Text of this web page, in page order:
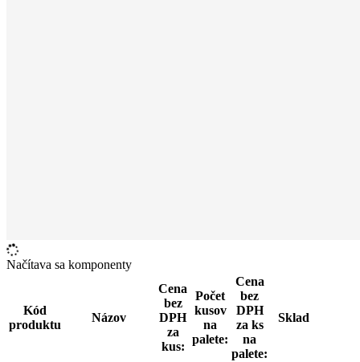
Načítava sa komponenty
Kód
produktu
Názov
Cena
bez
DPH
za
kus:
Počet
kusov
na
palete:
Cena
bez
DPH
za ks
na
palete:
Sklad